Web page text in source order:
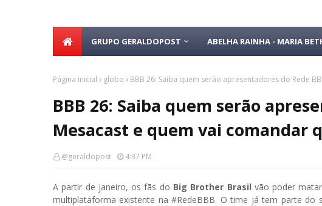
GRUPO GERALDOPOST ABELHA RAINHA - MARIA
Página inicial globo BBB 26: Saiba quem serão apresentadores do Rede
BBB 26: Saiba quem serão
Mesacast e quem vai comandar
@geraldopost 4:37 PM
A partir de janeiro, os fãs do Big Brother Brasil vão poder
multiplataforma existente na #RedeBBB. O time já tem parte do